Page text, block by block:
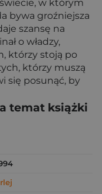
w którym
bywa groźniejsza
szansę na
o władzy,
którzy stoją po
którzy muszą
się posunąć, by
temat książki